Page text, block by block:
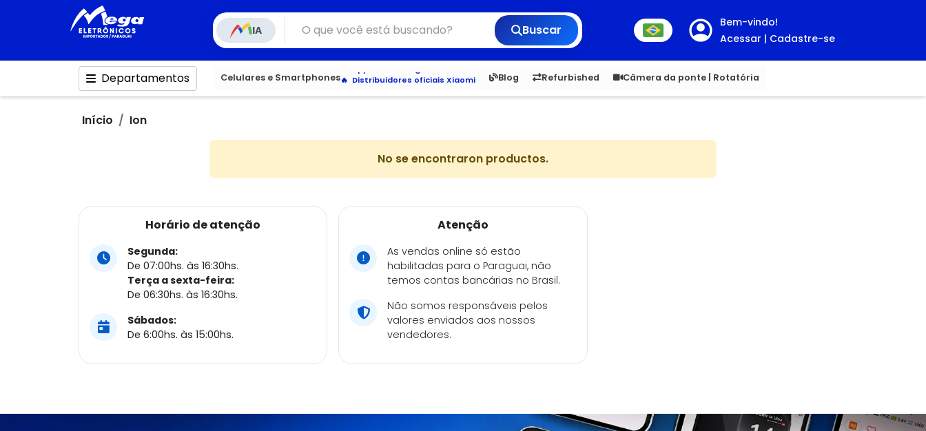
IA Buscar
Bem-vindo!
Acessar | Cadastre-se
Departamentos Celulares e Smartphones
Distribuidores oficiais Xiaomi
Blog Refurbished Câmera da ponte | Rotatória
6,050 5.21 1,900 1.00
Início Ion
No se encontraron productos.
Horário de atenção
Segunda:
De 07:00hs. às 16:30hs.
Terça a sexta-feira:
De 06:30hs. às 16:30hs.
Sábados:
De 6:00hs. às 15:00hs.
Atenção
As vendas online só estão
habilitadas para o Paraguai, não
temos contas bancárias no Brasil.
Não somos responsáveis pelos
valores enviados aos nossos
vendedores.